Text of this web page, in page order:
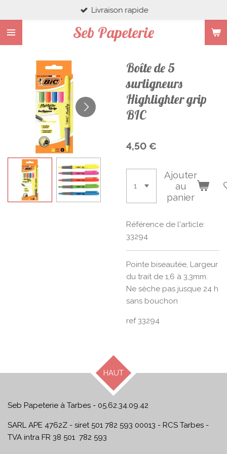
au
contenu
principal
Seb Papeterie
Livraison rapide
Boîte de 5
surligneurs
Highlighter grip
BIC
4,50 €
Ajouter
au
panier
Référence de l'article:
33294
Pointe biseautée, Largeur
du trait de 1,6 à 3,3mm.
Ne sèche pas jusque 24 h
sans bouchon
ref 33294
HAUT
Seb Papeterie à Tarbes - 05.62.34.09.42
SARL APE 4762Z - siret 501 782 593 00013 - RCS Tarbes -
TVA intra FR 38 501 782 593